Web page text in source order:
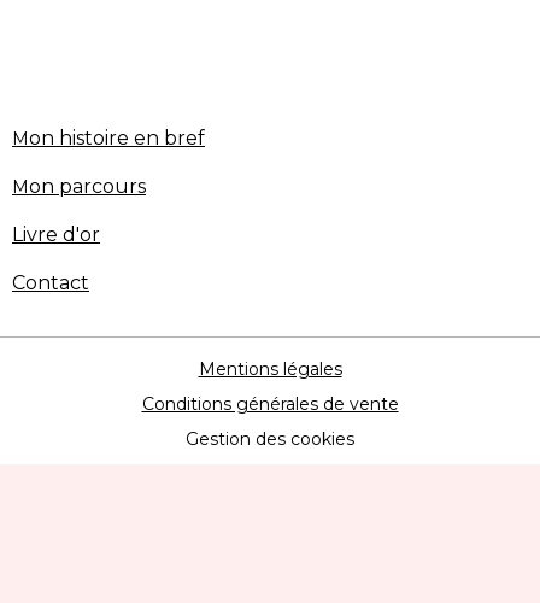
Mon histoire en bref
Mon parcours
Livre d'or
Contact
Mentions légales
Conditions générales de vente
Gestion des cookies